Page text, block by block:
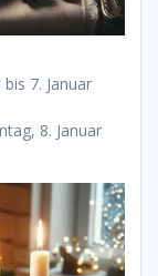
7. Januar
8. Januar